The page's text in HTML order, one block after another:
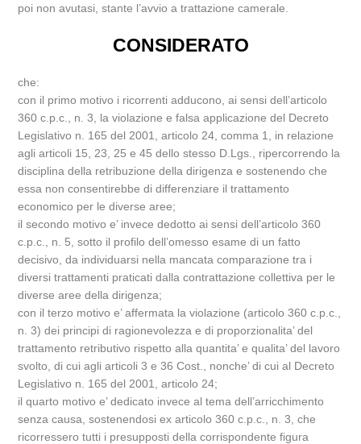
poi non avutasi, stante l’avvio a trattazione camerale.
CONSIDERATO
che:
con il primo motivo i ricorrenti adducono, ai sensi dell’articolo
360 c.p.c., n. 3, la violazione e falsa applicazione del Decreto
Legislativo n. 165 del 2001, articolo 24, comma 1, in relazione
agli articoli 15, 23, 25 e 45 dello stesso D.Lgs., ripercorrendo la
disciplina della retribuzione della dirigenza e sostenendo che
essa non consentirebbe di differenziare il trattamento
economico per le diverse aree;
il secondo motivo e’ invece dedotto ai sensi dell’articolo 360
c.p.c., n. 5, sotto il profilo dell’omesso esame di un fatto
decisivo, da individuarsi nella mancata comparazione tra i
diversi trattamenti praticati dalla contrattazione collettiva per le
diverse aree della dirigenza;
con il terzo motivo e’ affermata la violazione (articolo 360 c.p.c.,
n. 3) dei principi di ragionevolezza e di proporzionalita’ del
trattamento retributivo rispetto alla quantita’ e qualita’ del lavoro
svolto, di cui agli articoli 3 e 36 Cost., nonche’ di cui al Decreto
Legislativo n. 165 del 2001, articolo 24;
il quarto motivo e’ dedicato invece al tema dell’arricchimento
senza causa, sostenendosi ex articolo 360 c.p.c., n. 3, che
ricorressero tutti i presupposti della corrispondente figura